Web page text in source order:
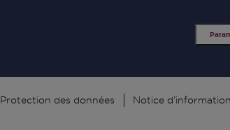
Protection des données Notice